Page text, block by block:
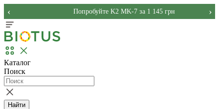
Попробуйте K2 MK-7 за 1 145 грн
‹ ›
Каталог
Поиск
Найти